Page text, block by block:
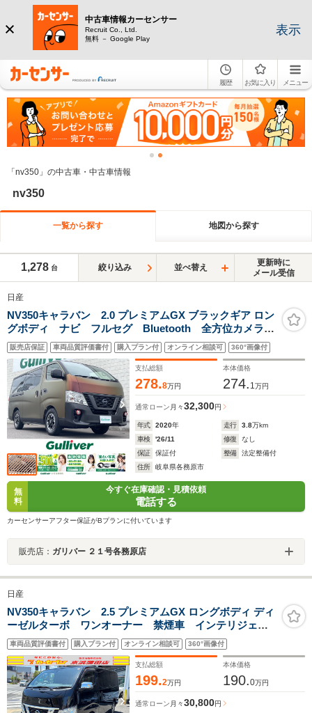
中古車情報カーセンサー
Recruit Co., Ltd.
無料 － Google Play
表示
履歴 お気に入り メニュー
「nv350」の中古車・中古車情報
nv350
一覧から探す 地図から探す
1,278 台 絞り込み 並べ替え
更新時に
メール受信
日産
NV350キャラバン 2.0 プレミアムGX ブラックギア ロン
グボディ ナビ フルセグ Bluetooth 全方位カメラ
衝突軽減ブレーキ パワースライドドア レザー調シー
トカバー ベットキット 純正アルミホイール 外装茶
色系ラッピング ルーフマッドブラックラッピング ス
マートキ
販売店保証 車両品質評価書付 購入プラン付 オンライン相談可 360°画像付
支払総額
278.8万円
本体価格
274. 1万円
通常ローン 月々32,300円
年式 2020年 走行 3.8万km
車検
'26/11 修復
なし
保証
保証付 整備
法定整備付
住所
岐阜県各務原市
無
料
今すぐ在庫確認・見積依頼
電話する
カーセンサーアフター保証がBプランに付いています
販売店： ガリバー ２１号各務原店
日産
NV350キャラバン 2.5 プレミアムGX ロングボディ ディ
ーゼルターボ ワンオーナー 禁煙車 インテリジェン
トエマブレ 社外SDナビ フルセグ アラウンドビュー
モニター バックカメラ LEDヘッドライト フォグラ
ンプ オートライト 車両ナビ取扱説明書
車両品質評価書付 購入プラン付 オンライン相談可 360°画像付
支払総額
199.2万円
本体価格
190.0万円
通常ローン 月々30,800円